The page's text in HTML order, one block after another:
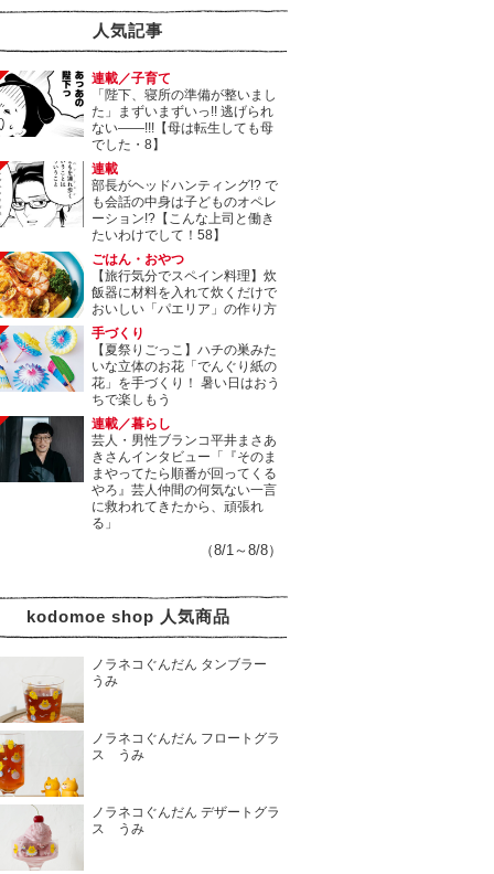
人気記事
連載／子育て
「陛下、寝所の準備が整いまし
た」まずいまずいっ!! 逃げられ
ない――!!!【母は転生しても母
でした・8】
連載
部長がヘッドハンティング!? で
も会話の中身は子どものオペレ
ーション!?【こんな上司と働き
たいわけでして！58】
ごはん・おやつ
【旅行気分でスペイン料理】炊
飯器に材料を入れて炊くだけで
おいしい「パエリア」の作り方
手づくり
【夏祭りごっこ】ハチの巣みた
いな立体のお花「でんぐり紙の
花」を手づくり！ 暑い日はおう
ちで楽しもう
連載／暮らし
芸人・男性ブランコ平井まさあ
きさんインタビュー「『そのま
まやってたら順番が回ってくる
やろ』芸人仲間の何気ない一言
に救われてきたから、頑張れ
る」
（8/1～8/8）
kodomoe shop 人気商品
ノラネコぐんだん タンブラー
うみ
ノラネコぐんだん フロートグラ
ス うみ
ノラネコぐんだん デザートグラ
ス うみ